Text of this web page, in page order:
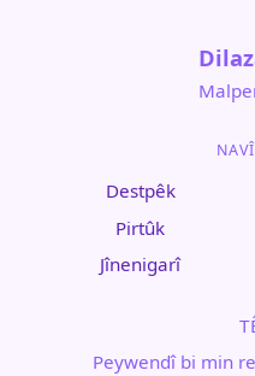
Destpêk
Pirtûk
Jînenigarî
Peywendî bi min